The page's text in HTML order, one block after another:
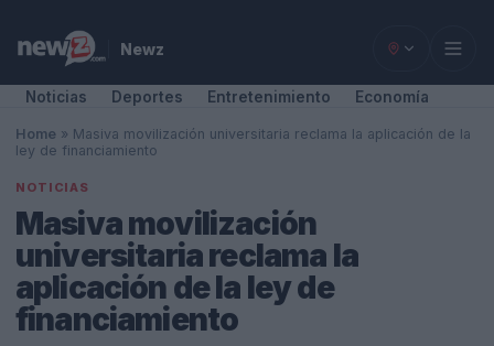
Newz
Noticias Deportes Entretenimiento Economía
Home » Masiva movilización universitaria reclama la aplicación de la
ley de financiamiento
NOTICIAS
Masiva movilización
universitaria reclama la
aplicación de la ley de
financiamiento